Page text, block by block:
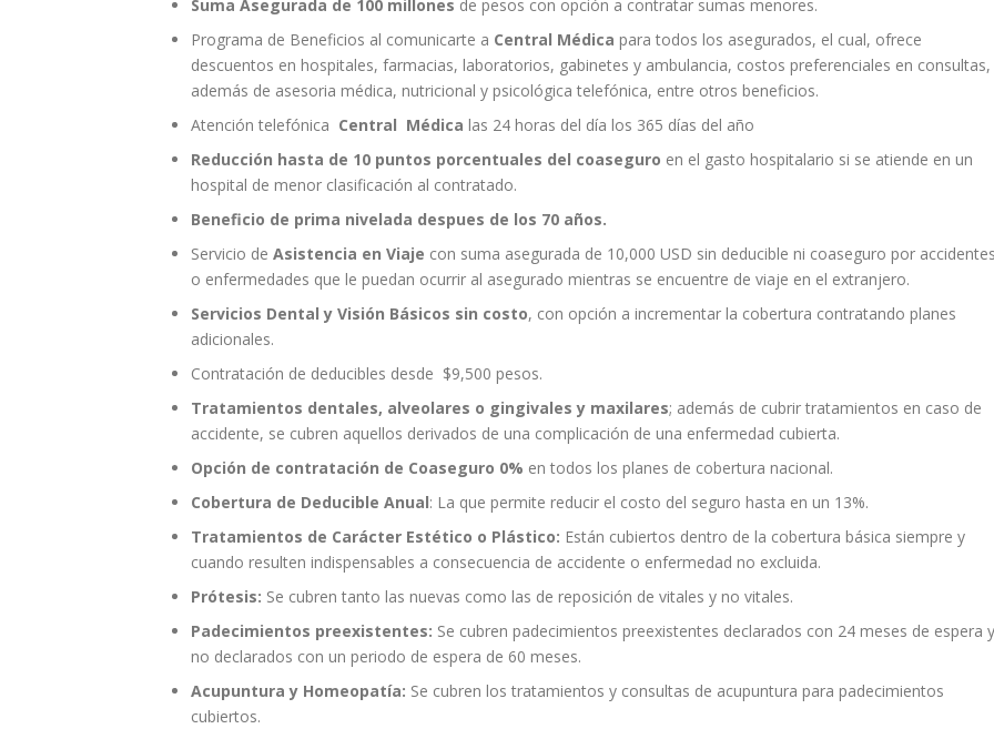
Suma Asegurada de 100 millones de pesos con opción a contratar sumas menores.
Programa de Beneficios al comunicarte a Central Médica para todos los asegurados, el cual, ofrece
descuentos en hospitales, farmacias, laboratorios, gabinetes y ambulancia, costos preferenciales en consultas,
además de asesoria médica, nutricional y psicológica telefónica, entre otros beneficios.
Atención telefónica Central Médica las 24 horas del día los 365 días del año
Reducción hasta de 10 puntos porcentuales del coaseguro en el gasto hospitalario si se atiende en un
hospital de menor clasificación al contratado.
Beneficio de prima nivelada despues de los 70 años.
Servicio de Asistencia en Viaje con suma asegurada de 10,000 USD sin deducible ni coaseguro por
o enfermedades que le puedan ocurrir al asegurado mientras se encuentre de viaje en el extranjero.
Servicios Dental y Visión Básicos sin costo, con opción a incrementar la cobertura contratando planes
adicionales.
Contratación de deducibles desde $9,500 pesos.
Tratamientos dentales, alveolares o gingivales y maxilares; además de cubrir tratamientos en caso de
accidente, se cubren aquellos derivados de una complicación de una enfermedad cubierta.
Opción de contratación de Coaseguro 0% en todos los planes de cobertura nacional.
Cobertura de Deducible Anual: La que permite reducir el costo del seguro hasta en un 13%.
Tratamientos de Carácter Estético o Plástico: Están cubiertos dentro de la cobertura básica siempre y
cuando resulten indispensables a consecuencia de accidente o enfermedad no excluida.
Prótesis: Se cubren tanto las nuevas como las de reposición de vitales y no vitales.
Padecimientos preexistentes: Se cubren padecimientos preexistentes declarados con 24 meses de espera y
no declarados con un periodo de espera de 60 meses.
Acupuntura y Homeopatía: Se cubren los tratamientos y consultas de acupuntura para padecimientos
cubiertos.